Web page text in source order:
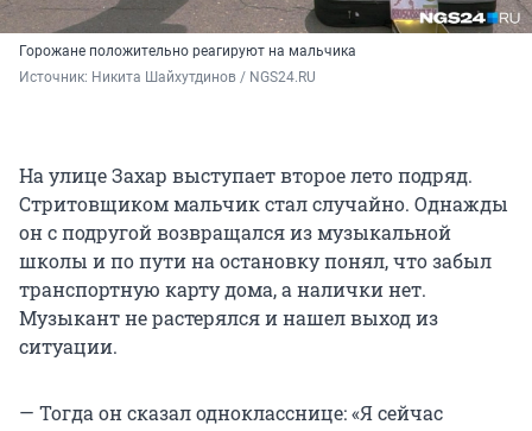
Горожане положительно реагируют на мальчика
Источник: Никита Шайхутдинов / NGS24.RU
На улице Захар выступает второе лето подряд.
Стритовщиком мальчик стал случайно. Однажды
он с подругой возвращался из музыкальной
школы и по пути на остановку понял, что забыл
транспортную карту дома, а налички нет.
Музыкант не растерялся и нашел выход из
ситуации.
— Тогда он сказал однокласснице: «Я сейчас